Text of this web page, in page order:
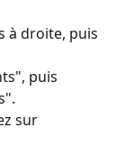
à droite, puis
puis
sur